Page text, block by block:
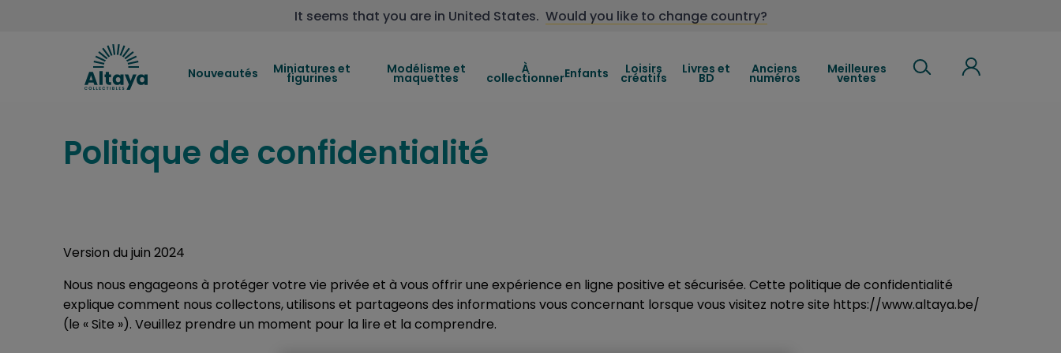
It seems that you are in United States. Would you like to change country?
Nouveautés Miniatures et
figurines
Modélisme et
maquettes
À
collectionnerEnfants Loisirs
créatifs
Livres et
BD
Anciens
numéros
Meilleures
ventes
Politique de confidentialité
Version du juin 2024
Nous nous engageons à protéger votre vie privée et à vous offrir une expérience en ligne positive et sécurisée. Cette politique de confidentialité
explique comment nous collectons, utilisons et partageons des informations vous concernant lorsque vous visitez notre site https://www.altaya.be/
(le « Site »). Veuillez prendre un moment pour la lire et la comprendre.